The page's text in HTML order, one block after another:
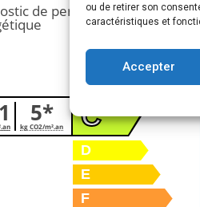
ou de retirer son
caractéristiques et
Accepter
de performance
5*
kg CO2/m².an
A
B
C
D
E
F